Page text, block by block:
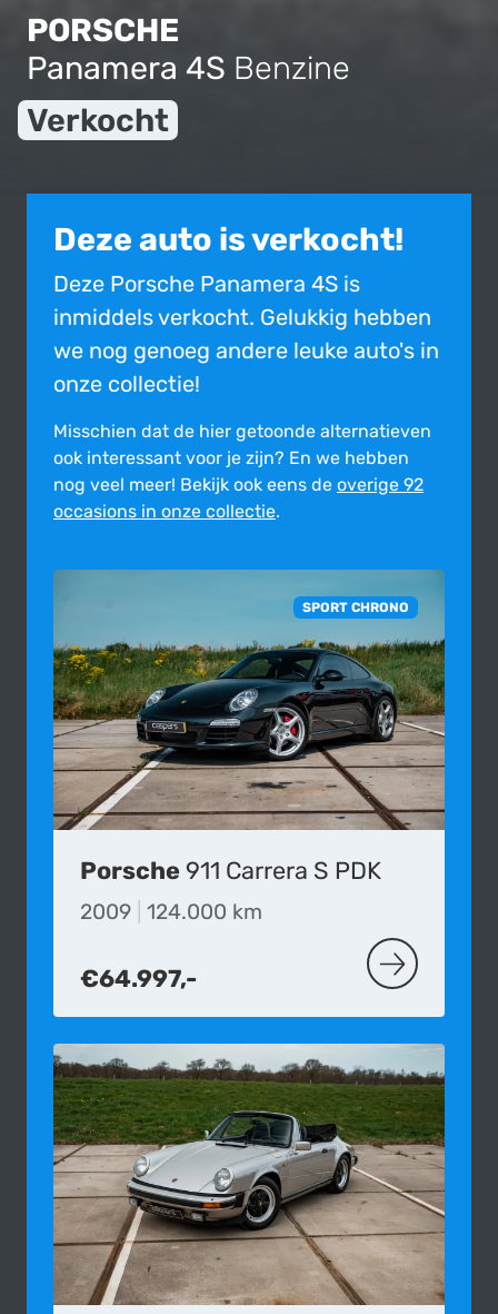
PORSCHE
Panamera 4S Benzine
Verkocht
Deze auto is verkocht!
Deze Porsche Panamera 4S is
inmiddels verkocht. Gelukkig hebben
we nog genoeg andere leuke auto's in
onze collectie!
Misschien dat de hier getoonde alter­na­tie­ven
ook inte­res­sant voor je zijn? En we hebben
nog veel meer! Bekijk ook eens de overige 92
occasions in onze collectie.
SPORT CHRONO
Porsche 911 Carrera S PDK
2009 124.000 km
€64.997,- MEER OVER